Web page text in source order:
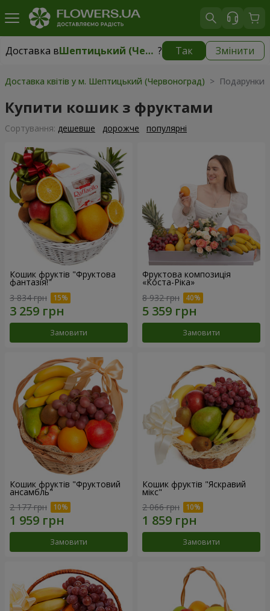
Доставка в Шептицький (Червоноград) ? Так Змінити
Доставка вШептицький (Червоноград) 1710 грн
Доставка квітів у м. Шептицький (Червоноград) > Подарунки
Купити кошик з фруктами
Сортування: дешевше дорожче популярні
Кошик фруктів "Фруктова
фантазія!"
3 834 грн
Замовити
Фруктова композиція
«Коста-Ріка»
8 932 грн
Замовити
Кошик фруктів "Фруктовий
ансамбль"
2 177 грн
Замовити
Кошик фруктів "Яскравий
мікс"
2 066 грн
Замовити